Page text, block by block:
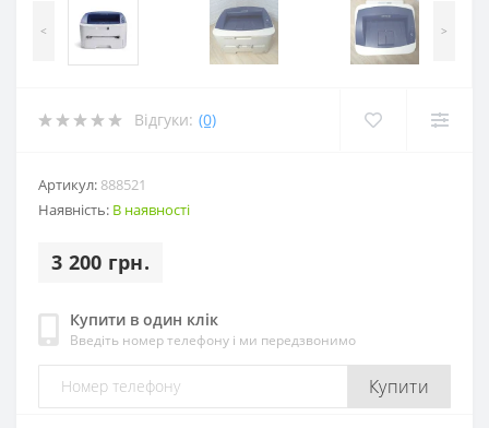
< >
Відгуки: (0)
Артикул: 888521
Наявність: В наявності
3 200 грн.
Купити в один клік
Введіть номер телефону і ми передзвонимо
Купити